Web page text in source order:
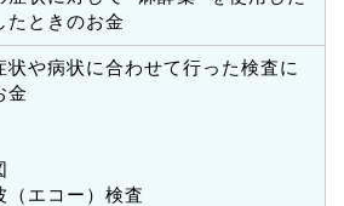
たときのお金
状や病状に合わせて行った検査に
金
（エコー）検査